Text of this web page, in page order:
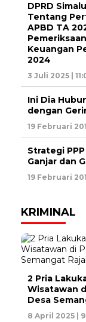
DPRD
Tentang
APBD TA
Keuangan
2024
3 Juli 2025 |
Ini Dia
dengan
19 Februari
Strategi
Ganjar dan
19 Februari
KRIMINAL
2 Pria
Wisatawan
Desa
8 April 2025 |